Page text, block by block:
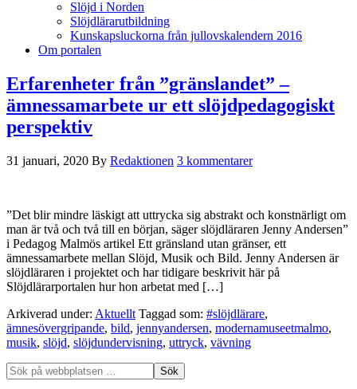
Slöjd i Norden
Slöjdlärarutbildning
Kunskapsluckorna från jullovskalendern 2016
Om portalen
Erfarenheter från ”gränslandet” –
ämnessamarbete ur ett slöjdpedagogiskt
perspektiv
31 januari, 2020 By Redaktionen 3 kommentarer
”Det blir mindre läskigt att uttrycka sig abstrakt och konstnärligt om
man är två och två till en början, säger slöjdläraren Jenny Andersen”
i Pedagog Malmös artikel Ett gränsland utan gränser, ett
ämnessamarbete mellan Slöjd, Musik och Bild. Jenny Andersen är
slöjdläraren i projektet och har tidigare beskrivit här på
Slöjdlärarportalen hur hon arbetat med […]
Arkiverad under: Aktuellt Taggad som: #slöjdlärare,
ämnesövergripande, bild, jennyandersen, modernamuseetmalmo,
musik, slöjd, slöjdundervisning, uttryck, vävning